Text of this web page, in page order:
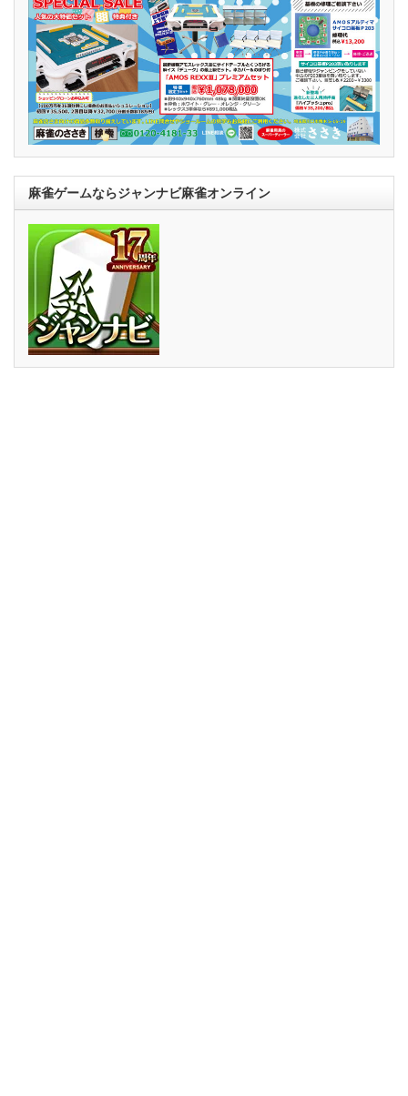
麻雀ゲームならジャンナビ麻雀オンライン